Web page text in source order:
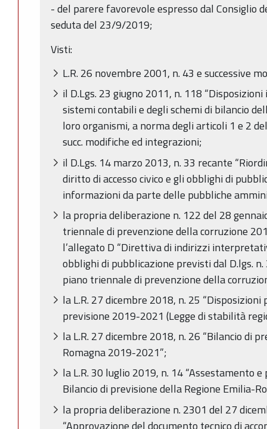
- del parere favorevole espresso dal Consiglio
seduta del 23/9/2019;
Visti:
L.R. 26 novembre 2001, n. 43 e successive
il D.Lgs. 23 giugno 2011, n. 118
sistemi contabili e degli schemi di bilancio
loro organismi, a norma degli articoli 1 e 2
succ. modifiche ed integrazioni;
il D.Lgs. 14 marzo 2013, n. 33 recante
diritto di accesso civico e gli obblighi di
informazioni da parte delle pubbliche
la propria deliberazione n. 122 del 28
triennale di prevenzione della corruzione
l’allegato D “Direttiva di indirizzi
obblighi di pubblicazione previsti dal D.lgs.
piano triennale di prevenzione della
la L.R. 27 dicembre 2018, n. 25
previsione 2019-2021 (Legge di stabilità
la L.R. 27 dicembre 2018, n. 26 “Bilancio di
Romagna 2019-2021”;
la L.R. 30 luglio 2019, n. 14 “Assestamento
Bilancio di previsione della Regione Emilia-
la propria deliberazione n. 2301 del 27
“Approvazione del documento tecnico di